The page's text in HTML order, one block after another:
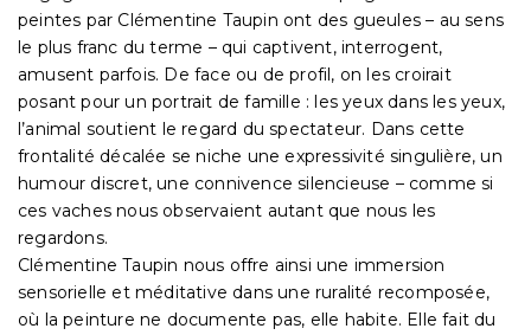
peintes par Clémentine Taupin ont des gueules – au sens
le plus franc du terme – qui captivent, interrogent,
amusent parfois. De face ou de profil, on les croirait
posant pour un portrait de famille : les yeux dans les yeux,
l’animal soutient le regard du spectateur. Dans cette
frontalité décalée se niche une expressivité singulière, un
humour discret, une connivence silencieuse – comme si
ces vaches nous observaient autant que nous les
regardons.
Clémentine Taupin nous offre ainsi une immersion
sensorielle et méditative dans une ruralité recomposée,
où la peinture ne documente pas, elle habite. Elle fait du